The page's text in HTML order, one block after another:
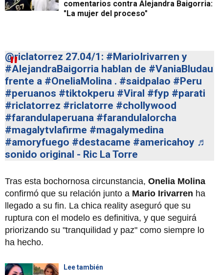
comentarios contra Alejandra Baigorria:
"La mujer del proceso"
@riclatorrez 27.04/1: #MarioIrivarren y
#AlejandraBaigorria hablan de #VaniaBludau
frente a #OneliaMolina . #saidpalao #Peru
#peruanos #tiktokperu #Viral #fyp #parati
#riclatorrez #riclatorre #chollywood
#farandulaperuana #farandulalorcha
#magalytvlafirme #magalymedina
#amoryfuego #destacame #americahoy ♬
sonido original - Ric La Torre
Tras esta bochornosa circunstancia, Onelia Molina
confirmó que su relación junto a Mario Irivarren ha
llegado a su fin. La chica reality aseguró que su
ruptura con el modelo es definitiva, y que seguirá
priorizando su "tranquilidad y paz" como siempre lo
ha hecho.
Lee también